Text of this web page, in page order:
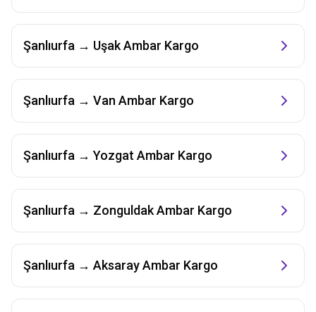
Şanlıurfa → UşakAmbar Kargo
Şanlıurfa → Van Ambar Kargo
Şanlıurfa → Yozgat Ambar Kargo
Şanlıurfa → ZonguldakAmbar Kargo
Şanlıurfa → AksarayAmbar Kargo